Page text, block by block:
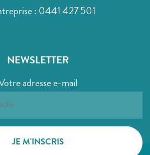
: 0441 427 501
NEWSLETTER
adresse e-mail